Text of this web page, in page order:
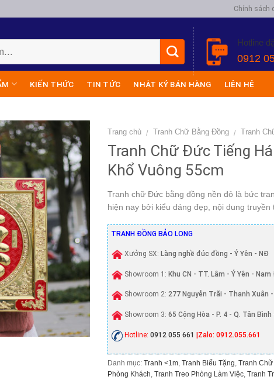
Chính sách
Hotline
0912
KIẾN THỨC TIN TỨC NHẬT KÝ BÁN HÀNG LIÊN HỆ
Trang chủ / Tranh Chữ Bằng Đồng / Tranh
Tranh Chữ Đức Tiếng
Khổ Vuông 55cm
Tranh chữ Đức bằng đồng nền đỏ là bức
hiện nay bởi kiểu dáng đẹp, nội dung truyền
TRANH ĐỒNG BẢO LONG
Xưởng SX: Làng nghề đúc đồng - Ý Yên - NĐ
Showroom 1: Khu CN - TT. Lâm - Ý Yên - Nam
Showroom 2: 277 Nguyễn Trãi - Thanh Xuân -
Showroom 3: 65 Cộng Hòa - P. 4 - Q. Tân Bình
Hotline: 0912 055 661 |Zalo: 0912.055.661
Danh mục: Tranh <1m, Tranh Biếu Tặng, Tranh
Phòng Khách, Tranh Treo Phòng Làm Việc, Tranh